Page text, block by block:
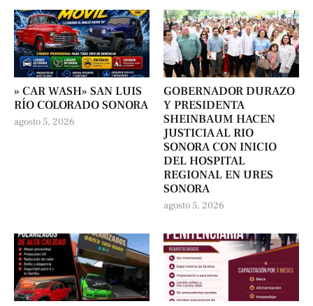
» CAR WASH» SAN LUIS
RÍO COLORADO SONORA
agosto 5, 2026
GOBERNADOR DURAZO
Y PRESIDENTA
SHEINBAUM HACEN
JUSTICIA AL RIO
SONORA CON INICIO
DEL HOSPITAL
REGIONAL EN URES
SONORA
agosto 5, 2026